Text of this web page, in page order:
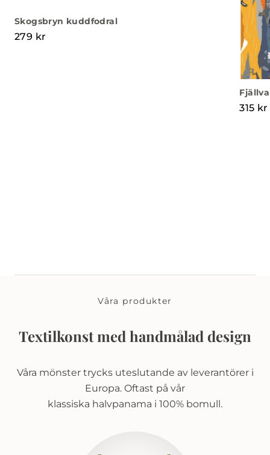
Skogsbryn kuddfodral
279 kr
315 kr
Våra produkter
Textilkonst med handmålad design
Våra mönster trycks uteslutande av leverantörer i
Europa. Oftast på vår
klassiska halvpanama i 100% bomull.